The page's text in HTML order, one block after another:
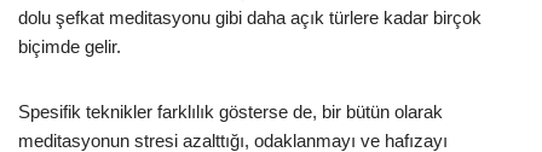
dolu şefkat meditasyonu gibi daha açık türlere kadar birçok
biçimde gelir.
Spesifik teknikler farklılık gösterse de, bir bütün olarak
meditasyonun stresi azalttığı, odaklanmayı ve hafızayı